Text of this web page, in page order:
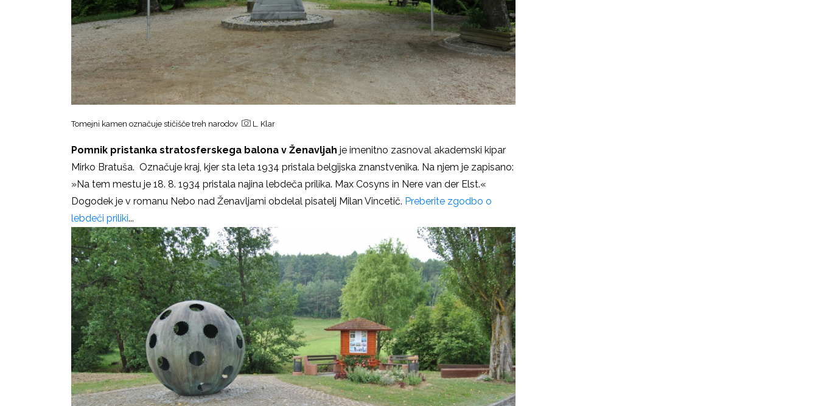
Tomejni kamen označuje stičišče treh narodov L. Klar
Pomnik pristanka stratosferskega balona v Ženavljah je imenitno zasnoval akademski kipar
Mirko Bratuša. Označuje kraj, kjer sta leta 1934 pristala belgijska znanstvenika. Na njem je zapisano:
»Na tem mestu je 18. 8. 1934 pristala najina lebdeča prilika. Max Cosyns in Nere van der Elst.«
Dogodek je v romanu Nebo nad Ženavljami obdelal pisatelj Milan Vincetič. Preberite zgodbo o
lebdeči priliki...